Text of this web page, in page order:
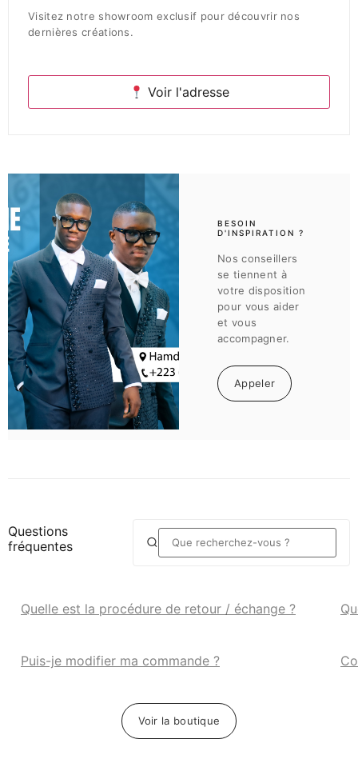
Visitez notre showroom exclusif pour découvrir nos
dernières créations.
Voir l'adresse
BESOIN
D'INSPIRATION ?
Nos conseillers
se tiennent à
votre disposition
pour vous aider
et vous
accompagner.
Appeler
Questions
fréquentes
Quelle est la procédure de retour / échange ?
Puis-je modifier ma commande ?
Voir la boutique